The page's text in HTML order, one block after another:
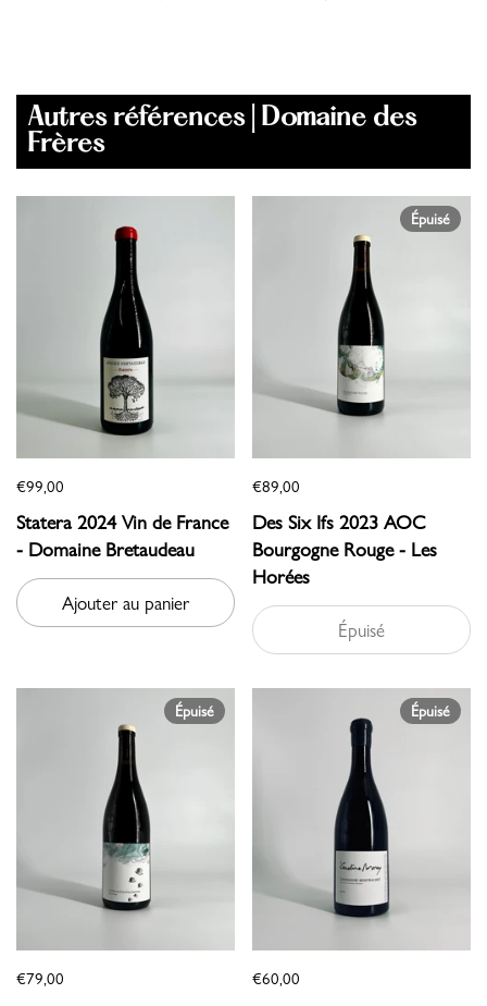
Autres références | Domaine des
Frères
€99,00
Statera 2024 Vin de France
- Domaine Bretaudeau
Ajouter au panier
€89,00
Des Six Ifs 2023 AOC
Bourgogne Rouge - Les
Horées
Épuisé
Épuisé
€79,00
Épuisé
€60,00
Épuisé